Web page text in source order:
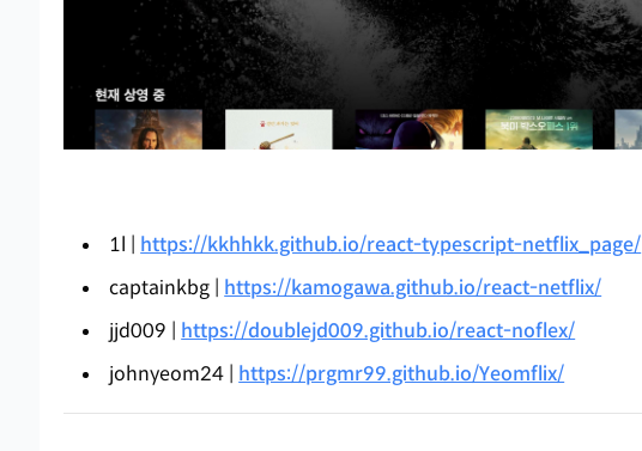
1l | https://kkhhkk.github.io/react-typescript-netflix_page/
captainkbg | https://kamogawa.github.io/react-netflix/
jjd009 | https://doublejd009.github.io/react-noflex/
johnyeom24 | https://prgmr99.github.io/Yeomflix/